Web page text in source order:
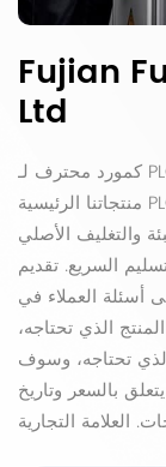
Fujian
Ltd
كمورد محترف لـ PLC وHMI مع 20 عامًا من الخبرة في الإنتاج.
منتجاتنا الرئيسية PLC، HMI تستخدم على نطاق واسع في مجال
والتغليف الأصلي
والتسليم السريع. تقديم
أسئلة العملاء في
الذي تحتاجه،
تحتاجه، وسوف
بالسعر وتاريخ
العلامة التجارية